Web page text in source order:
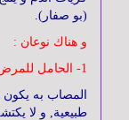
(بو صفار).
و هناك نوعان :
1- الحامل للمرض Sickle cell trait :
المصاب به يكون
طبيعية, و لا